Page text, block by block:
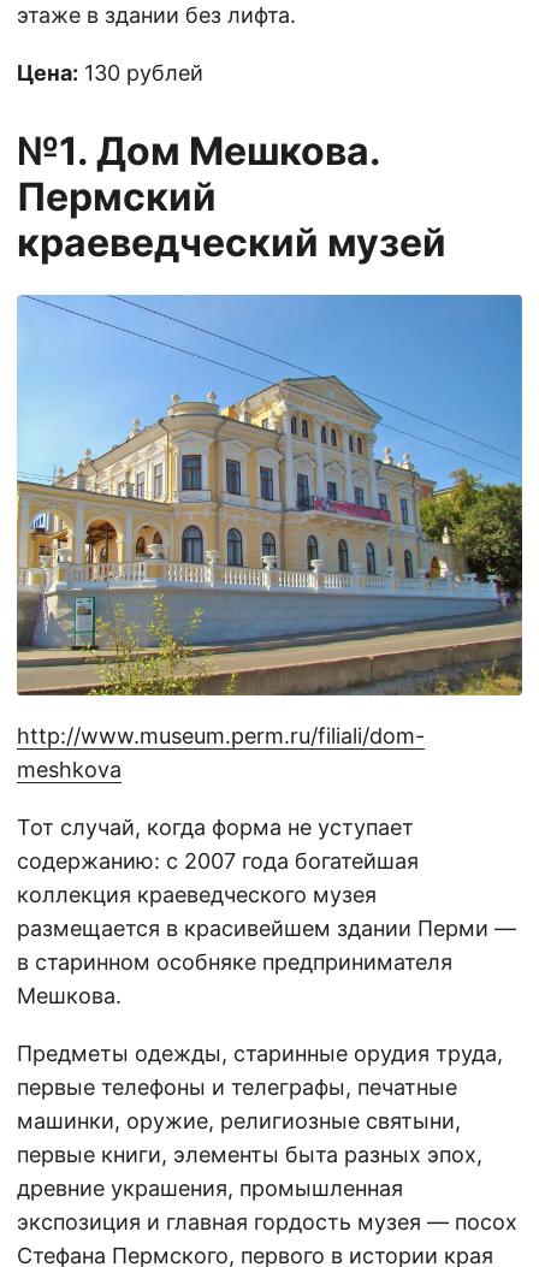
этаже в здании без лифта.
Цена: 130 рублей
№1. Дом Мешкова.
Пермский
краеведческий музей
http://www.museum.perm.ru/filiali/dom-
meshkova
Тот случай, когда форма не уступает
содержанию: с 2007 года богатейшая
коллекция краеведческого музея
размещается в красивейшем здании Перми —
в старинном особняке предпринимателя
Мешкова.
Предметы одежды, старинные орудия труда,
первые телефоны и телеграфы, печатные
машинки, оружие, религиозные святыни,
первые книги, элементы быта разных эпох,
древние украшения, промышленная
экспозиция и главная гордость музея — посох
Стефана Пермского, первого в истории края